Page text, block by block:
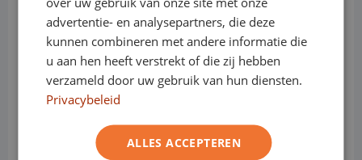
Achteruitrijcamera
advertentie- en analysepartners, die deze
kunnen combineren met andere informatie die
u aan hen heeft verstrekt of die zij hebben
verzameld door uw gebruik van hun diensten.
Privacybeleid
ALLES ACCEPTEREN